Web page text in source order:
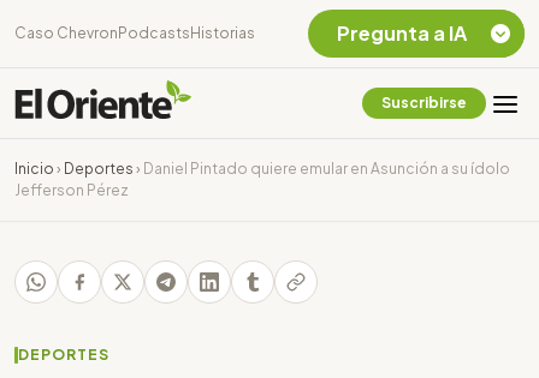
Caso Chevron Podcasts Historias
Suscribirse
Inicio › Deportes › Daniel Pintado quiere emular en Asunción a su ídolo
Jefferson Pérez
DEPORTES
Pregunta a IA
Chevron Ecuador